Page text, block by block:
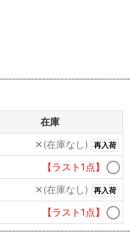
在庫
✕(在庫なし) 再入荷
【ラスト1点】
✕(在庫なし) 再入荷
【ラスト1点】